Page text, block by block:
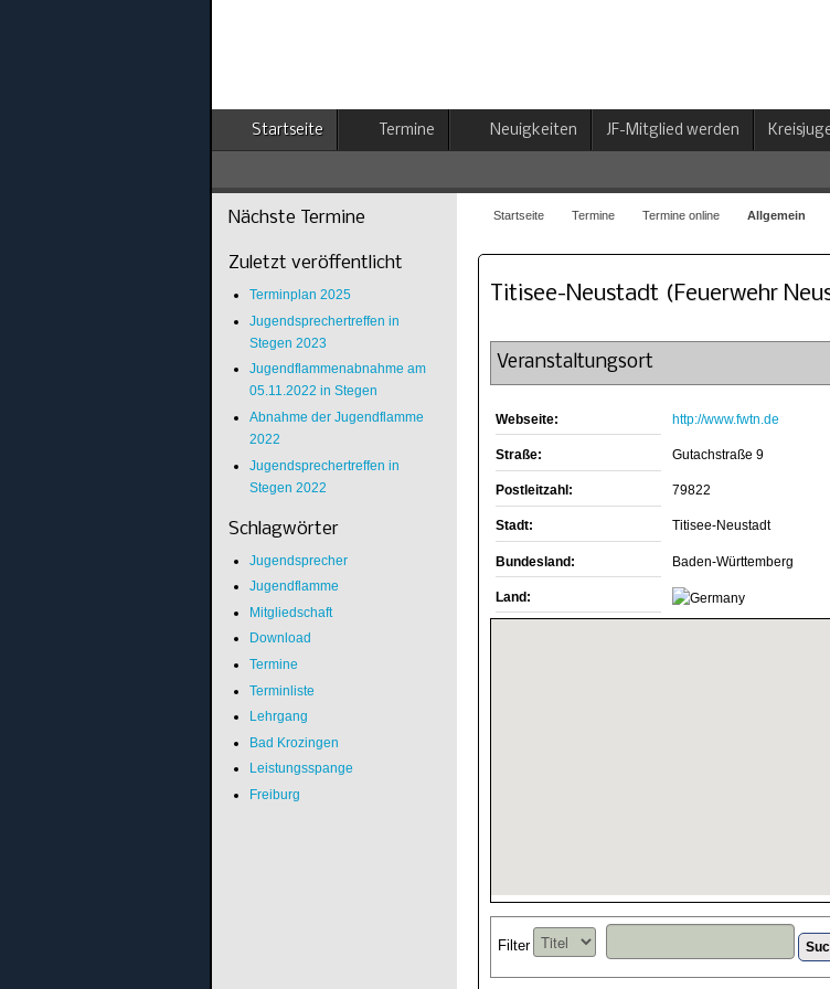
Startseite Termine Neuigkeiten JF-Mitglied werden
Startseite Termine Termine online Allgemein
Titisee-Neustadt (Feuerwehr
Veranstaltungsort
Webseite: http://www.fwtn.de
Straße: Gutachstraße 9
Postleitzahl: 79822
Stadt: Titisee-Neustadt
Bundesland: Baden-Württemberg
Land:
Filter
Nächste Termine
Zuletzt veröffentlicht
Terminplan 2025
Jugendsprechertreffen in
Stegen 2023
Jugendflammenabnahme am
05.11.2022 in Stegen
Abnahme der Jugendflamme
2022
Jugendsprechertreffen in
Stegen 2022
Schlagwörter
Jugendsprecher
Jugendflamme
Mitgliedschaft
Download
Termine
Terminliste
Lehrgang
Bad Krozingen
Leistungsspange
Freiburg